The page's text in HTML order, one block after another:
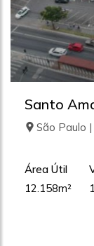
Santo
São Paulo
Área Útil
12.158m²